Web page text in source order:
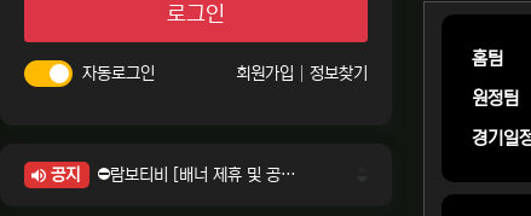
본문
홈팀
원정팀
경기일
로그인
자동로그인 회원가입 정보찾기
공지
⛔람보티비 [배너 제휴 및 공식 입점 문의 안내]